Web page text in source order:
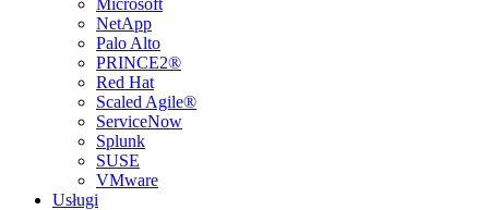
Microsoft
NetApp
Palo Alto
PRINCE2®
Red Hat
Scaled Agile®
ServiceNow
Splunk
SUSE
VMware
Usługi